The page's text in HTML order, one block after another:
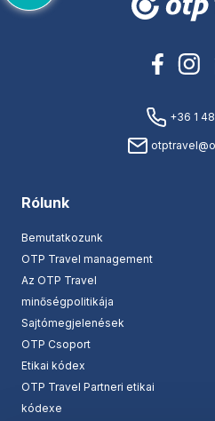
+36 1
Rólunk
Bemutatkozunk
OTP Travel management
Az OTP Travel
minőségpolitikája
Sajtómegjelenések
OTP Csoport
Etikai kódex
OTP Travel Partneri etikai
kódexe